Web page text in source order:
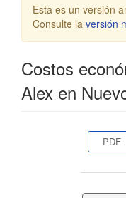
Esta es un versión
Consulte la versión
Costos
Alex en
PDF